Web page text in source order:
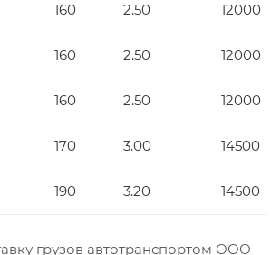
160 2.50 12000
160 2.50 12000
160 2.50 12000
170 3.00 14500
190 3.20 14500
грузов автотранспортом ООО